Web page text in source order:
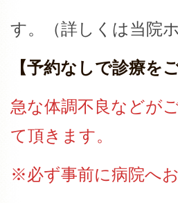
す。（詳しくは当院
【予約なしで診療を
急な体調不良などが
て頂きます。
※必ず事前に病院へ